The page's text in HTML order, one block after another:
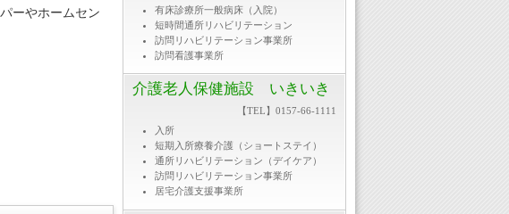
ーやホームセン
有床診療所一般病床（入院）
短時間通所リハビリテーション
訪問リハビリテーション事業所
訪問看護事業所
介護老人保健施設 いきいき
【TEL】0157-66-1111
入所
短期入所療養介護（ショートステイ）
通所リハビリテーション（デイケア）
訪問リハビリテーション事業所
居宅介護支援事業所